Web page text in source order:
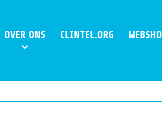
OVER ONS CLINTEL.ORG